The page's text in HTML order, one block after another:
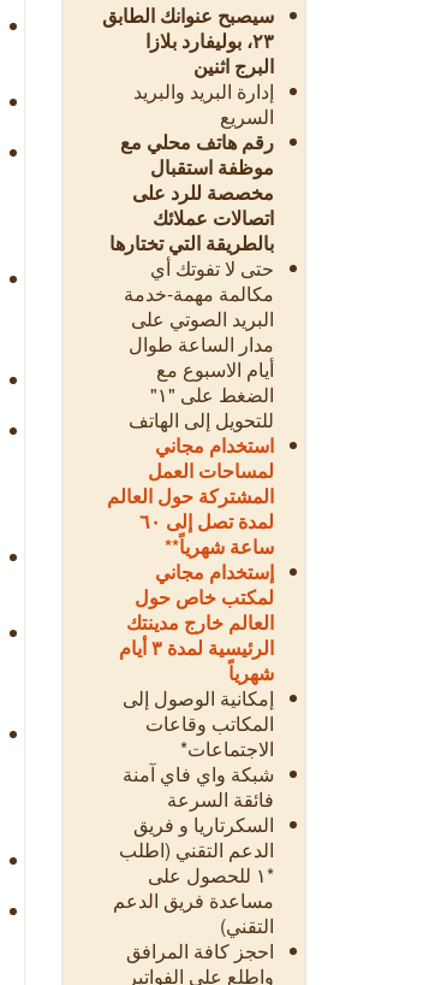
سيصبح عنوانك الطابق
٢٣، بوليفارد بلازا
البرج اثنين
إدارة البريد والبريد
السريع
رقم هاتف محلي مع
موظفة استقبال
مخصصة للرد على
اتصالات عملائك
بالطريقة التي تختارها
حتى لا تفوتك أي
مكالمة مهمة-خدمة
البريد الصوتي على
مدار الساعة طوال
أيام الاسبوع مع
الضغط على "١"
للتحويل إلى الهاتف
استخدام مجاني
لمساحات العمل
المشتركة حول العالم
لمدة تصل إلى ٦٠
ساعة شهرياً**
إستخدام مجاني
لمكتب خاص حول
العالم خارج مدينتك
الرئيسية لمدة ٣ أيام
شهرياً
إمكانية الوصول إلى
المكاتب وقاعات
الاجتماعات*
شبكة واي فاي آمنة
فائقة السرعة
السكرتاريا و فريق
الدعم التقني (اطلب
*١ للحصول على
مساعدة فريق الدعم
التقني)
احجز كافة المرافق
واطلع على الفواتير